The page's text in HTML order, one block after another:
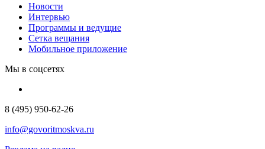
Новости
Интервью
Программы и ведущие
Сетка вещания
Мобильное приложение
Мы в соцсетях
8 (495) 950-62-26
info@govoritmoskva.ru